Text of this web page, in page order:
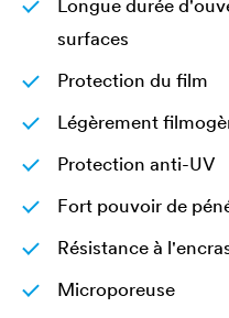
Longue durée
surfaces
Protection du film
Légèrement
Protection anti-UV
Fort pouvoir de
Résistance à
Microporeuse